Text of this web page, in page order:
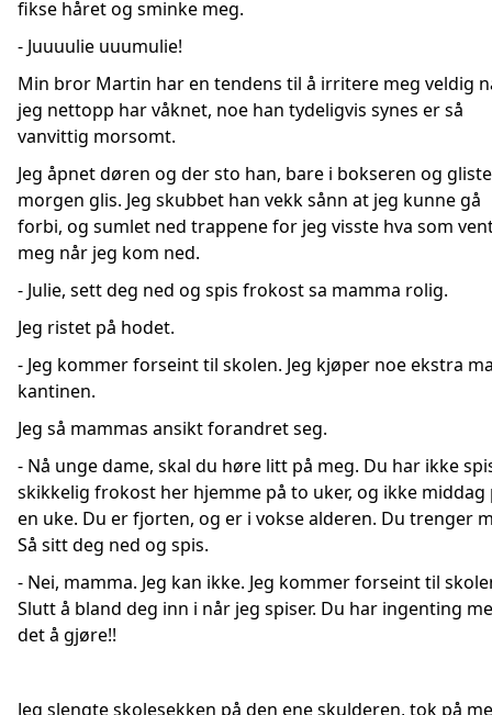
fikse håret og sminke meg.
- Juuuulie uuumulie!
Min bror Martin har en tendens til å irritere meg veldig
jeg nettopp har våknet, noe han tydeligvis synes er så
vanvittig morsomt.
Jeg åpnet døren og der sto han, bare i bokseren og
morgen glis. Jeg skubbet han vekk sånn at jeg kunne gå
forbi, og sumlet ned trappene for jeg visste hva som
meg når jeg kom ned.
- Julie, sett deg ned og spis frokost sa mamma rolig.
Jeg ristet på hodet.
- Jeg kommer forseint til skolen. Jeg kjøper noe ekstra
kantinen.
Jeg så mammas ansikt forandret seg.
- Nå unge dame, skal du høre litt på meg. Du har ikke
skikkelig frokost her hjemme på to uker, og ikke middag
en uke. Du er fjorten, og er i vokse alderen. Du trenger
Så sitt deg ned og spis.
- Nei, mamma. Jeg kan ikke. Jeg kommer forseint til
Slutt å bland deg inn i når jeg spiser. Du har ingenting
det å gjøre!!
Jeg slengte skolesekken på den ene skulderen, tok på